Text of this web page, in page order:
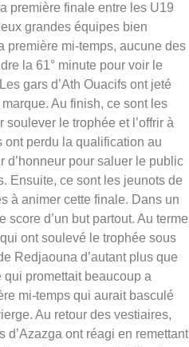
première finale entre les U19
grandes équipes bien
première mi-temps, aucune des
la 61° minute pour voir le
gars d’Ath Ouacifs ont jeté
Au finish, ce sont les
le trophée et l’offrir à
ont perdu la qualification au
d’honneur pour saluer le public
Ensuite, ce sont les jeunots de
à animer cette finale. Dans un
d’un but partout. Au terme
ont soulevé le trophée sous
Redjaouna d’autant plus que
qui promettait beaucoup a
mi-temps qui aurait basculé
Au retour des vestiaires,
d’Azazga ont réagi en remettant